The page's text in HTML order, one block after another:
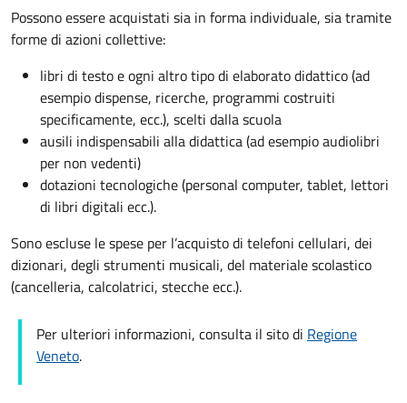
Possono essere acquistati sia in forma individuale, sia tramite
forme di azioni collettive:
libri di testo e ogni altro tipo di elaborato didattico (ad
esempio dispense, ricerche, programmi costruiti
specificamente, ecc.), scelti dalla scuola
ausili indispensabili alla didattica (ad esempio audiolibri
per non vedenti)
dotazioni tecnologiche (personal computer, tablet, lettori
di libri digitali ecc.).
Sono escluse le spese per l’acquisto di telefoni cellulari, dei
dizionari, degli strumenti musicali, del materiale scolastico
(cancelleria, calcolatrici, stecche ecc.).
Per ulteriori informazioni, consulta il sito di Regione
Veneto.